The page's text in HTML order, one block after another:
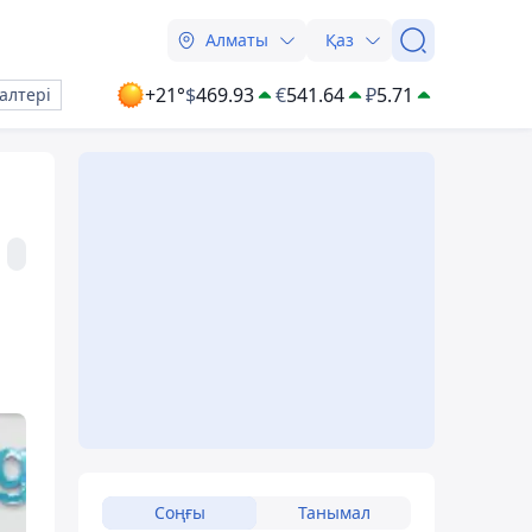
Алматы Қаз
+21°$469.93 €541.64 ₽5.71
Соңғы Танымал